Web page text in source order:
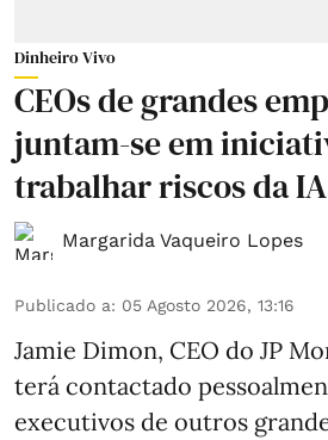
Dinheiro Vivo
CEOs de grandes
juntam-se em
trabalhar riscos da IA
Margarida Vaqueiro Lopes
Publicado a: 05 Agosto 2026, 13:16
Jamie Dimon, CEO do JP
terá contactado
executivos de outros